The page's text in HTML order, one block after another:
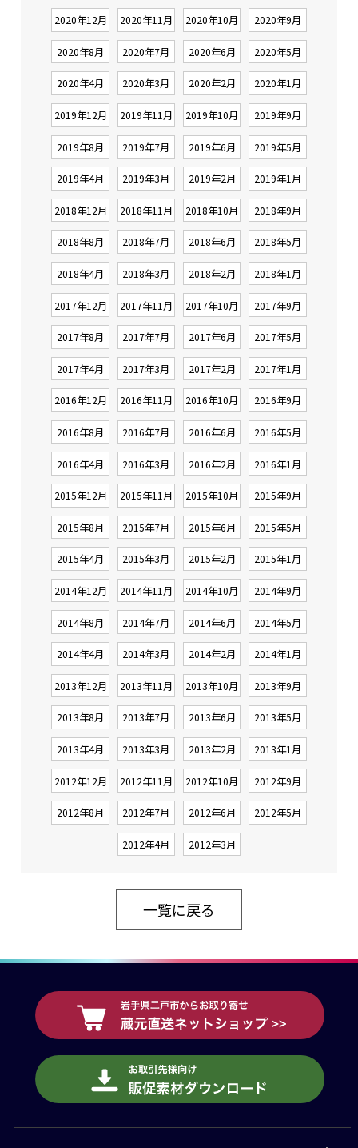
2020年12月 2020年11月 2020年10月 2020年9月
2020年8月 2020年7月 2020年6月 2020年5月
2020年4月 2020年3月 2020年2月 2020年1月
2019年12月 2019年11月 2019年10月 2019年9月
2019年8月 2019年7月 2019年6月 2019年5月
2019年4月 2019年3月 2019年2月 2019年1月
2018年12月 2018年11月 2018年10月 2018年9月
2018年8月 2018年7月 2018年6月 2018年5月
2018年4月 2018年3月 2018年2月 2018年1月
2017年12月 2017年11月 2017年10月 2017年9月
2017年8月 2017年7月 2017年6月 2017年5月
2017年4月 2017年3月 2017年2月 2017年1月
2016年12月 2016年11月 2016年10月 2016年9月
2016年8月 2016年7月 2016年6月 2016年5月
2016年4月 2016年3月 2016年2月 2016年1月
2015年12月 2015年11月 2015年10月 2015年9月
2015年8月 2015年7月 2015年6月 2015年5月
2015年4月 2015年3月 2015年2月 2015年1月
2014年12月 2014年11月 2014年10月 2014年9月
2014年8月 2014年7月 2014年6月 2014年5月
2014年4月 2014年3月 2014年2月 2014年1月
2013年12月 2013年11月 2013年10月 2013年9月
2013年8月 2013年7月 2013年6月 2013年5月
2013年4月 2013年3月 2013年2月 2013年1月
2012年12月 2012年11月 2012年10月 2012年9月
2012年8月 2012年7月 2012年6月 2012年5月
2012年4月 2012年3月
一覧に戻る